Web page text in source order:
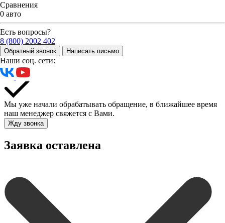
Сравнения
0 авто
Есть вопросы?
8 (800) 2002 402
Обратный звонок Написать письмо
Наши соц. сети:
Мы уже начали обрабатывать обращение, в ближайшее время
наш менеджер свяжется с Вами.
Жду звонка
Заявка оставлена